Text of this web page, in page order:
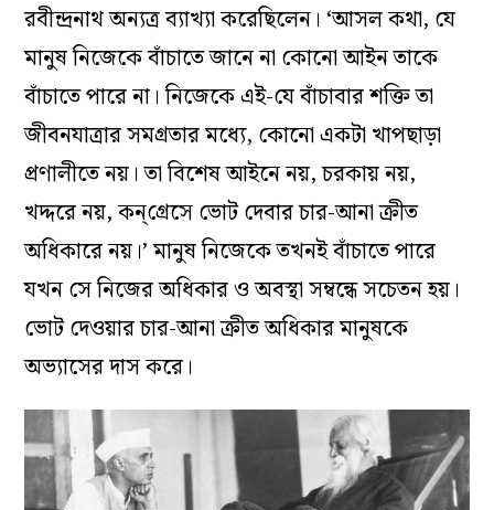
রবীন্দ্রনাথ অন্যত্র ব্যাখ্যা করেছিলেন। ‘আসল কথা, যে
মানুষ নিজেকে বাঁচাতে জানে না কোনো আইন তাকে
বাঁচাতে পারে না। নিজেকে এই-যে বাঁচাবার শক্তি তা
জীবনযাত্রার সমগ্রতার মধ্যে, কোনো একটা খাপছাড়া
প্রণালীতে নয়। তা বিশেষ আইনে নয়, চরকায় নয়,
খদ্দরে নয়, কন্‌গ্রেসে ভোট দেবার চার-আনা ক্রীত
অধিকারে নয়।’ মানুষ নিজেকে তখনই বাঁচাতে পারে
যখন সে নিজের অধিকার ও অবস্থা সম্বন্ধে সচেতন হয়।
ভোট দেওয়ার চার-আনা ক্রীত অধিকার মানুষকে
অভ্যাসের দাস করে।